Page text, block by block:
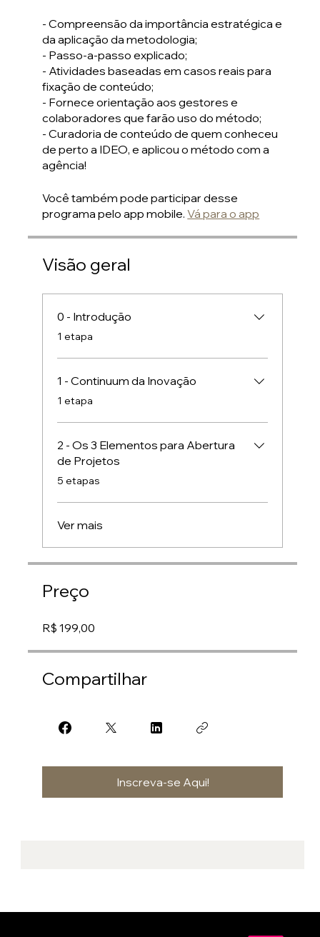
- Compreensão da importância estratégica e
da aplicação da metodologia;
- Passo-a-passo explicado;
- Atividades baseadas em casos reais para
fixação de conteúdo;
- Fornece orientação aos gestores e
colaboradores que farão uso do método;
- Curadoria de conteúdo de quem conheceu
de perto a IDEO, e aplicou o método com a
agência!
Você também pode participar desse
programa pelo app mobile. Vá para o app
Visão geral
0 - Introdução
.1 etapa
1 - Continuum da Inovação
.1 etapa
2 - Os 3 Elementos para Abertura
de Projetos
.5 etapas
Ver mais
Preço
R$ 199,00
Compartilhar
Inscreva-se Aqui!